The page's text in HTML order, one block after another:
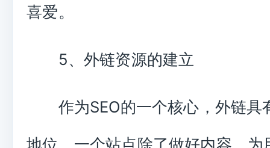
喜爱。
5、外链资源的建立
作为SEO的一个核心，外链具
地位，一个站点除了做好内容，为